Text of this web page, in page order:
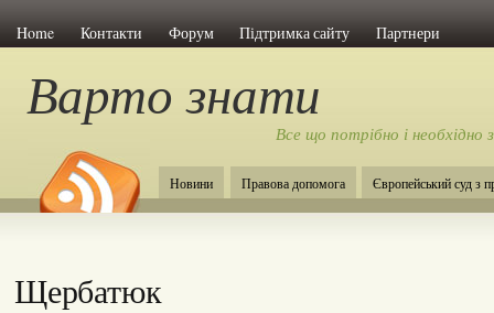
Home Контакти Форум Підтримка сайту Партнери
Варто знати
Все що потрібно і
Новини Правова допомога Європейський суд з
Щербатюк